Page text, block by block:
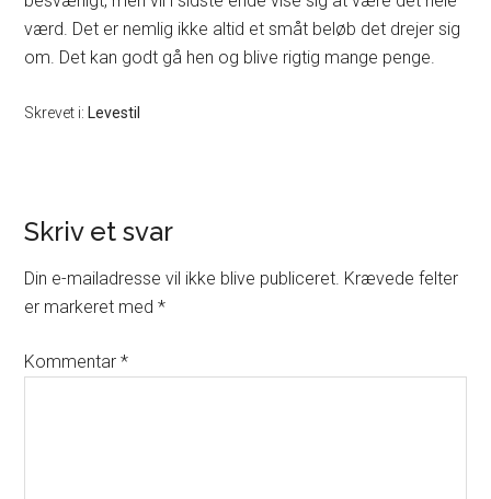
værd. Det er nemlig ikke altid et småt beløb det drejer sig
om. Det kan godt gå hen og blive rigtig mange penge.
Skrevet i: Levestil
Skriv et svar
Din e-mailadresse vil ikke blive publiceret. Krævede felter
er markeret med*
Kommentar*